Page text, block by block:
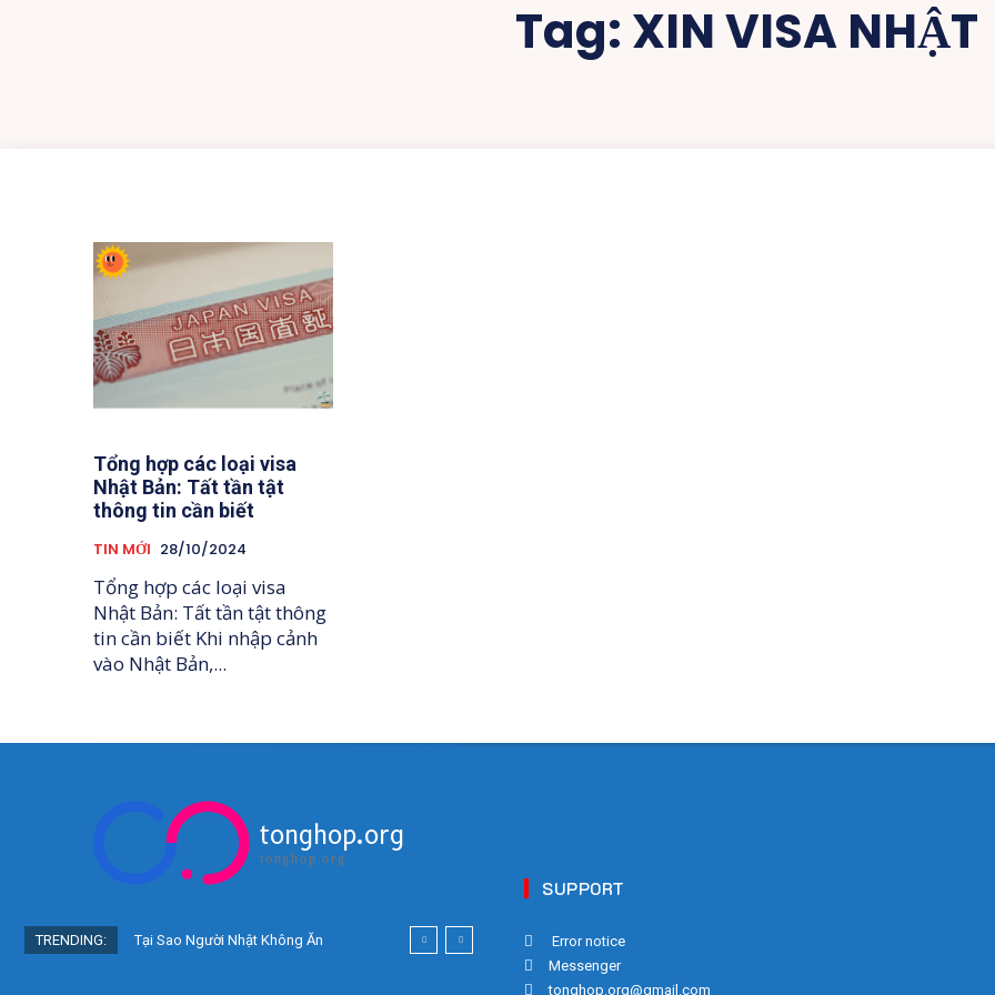
Tag: XIN VISA NHẬT
Tổng hợp các loại visa
Nhật Bản: Tất tần tật
thông tin cần biết
TIN MỚI 28/10/2024
Tổng hợp các loại visa
Nhật Bản: Tất tần tật thông
tin cần biết Khi nhập cảnh
vào Nhật Bản,...
tonghop.org
tonghop.org
TRENDING:
Tại Sao Người Nhật Không Ăn
SUPPORT
Error notice
Messenger
tonghop.org@gmail.com